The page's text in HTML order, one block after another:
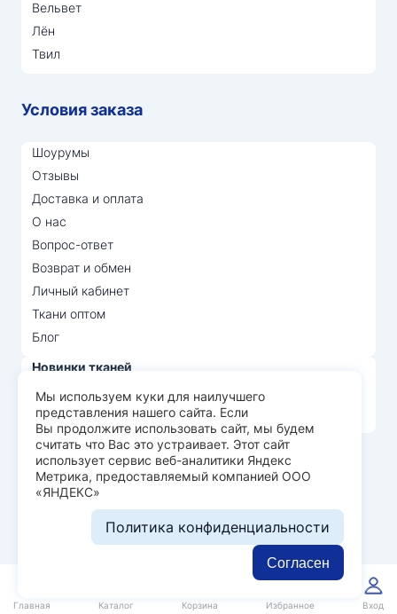
Главная Каталог Корзина Избранное Вход
Вельвет
Лён
Твил
Условия заказа
Шоурумы
Отзывы
Доставка и оплата
О нас
Вопрос-ответ
Возврат и обмен
Личный кабинет
Ткани оптом
Блог
Новинки тканей
Распродажа тканей
Лидеры продаж
© Арт Текс — продажа тканей оптом, 2026
Пользовательское соглашение
Политика конфиденциальности
Разработка сайта —
Мы используем куки для наилучшего
представления нашего сайта. Если
Вы продолжите использовать сайт, мы будем
считать что Вас это устраивает. Этот сайт
использует сервис веб-аналитики Яндекс
Метрика, предоставляемый компанией ООО
«ЯНДЕКС»
Политика конфиденциальности
Согласен